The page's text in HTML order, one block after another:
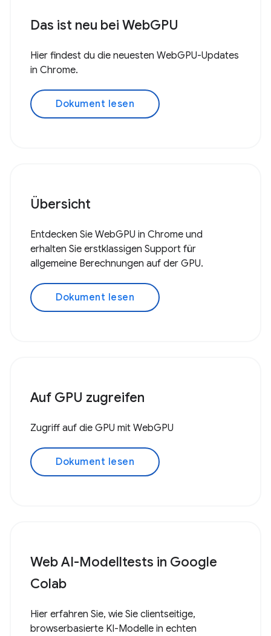
Das ist neu bei WebGPU
Hier findest du die neuesten WebGPU-Updates
in Chrome.
Dokument lesen
Übersicht
Entdecken Sie WebGPU in Chrome und
erhalten Sie erstklassigen Support für
allgemeine Berechnungen auf der GPU.
Dokument lesen
Auf GPU zugreifen
Zugriff auf die GPU mit WebGPU
Dokument lesen
Web AI-Modelltests in Google
Colab
Hier erfahren Sie, wie Sie clientseitige,
browserbasierte KI-Modelle in echten